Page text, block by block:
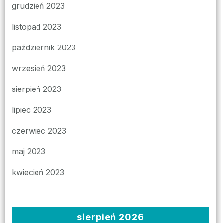
grudzień 2023
listopad 2023
październik 2023
wrzesień 2023
sierpień 2023
lipiec 2023
czerwiec 2023
maj 2023
kwiecień 2023
sierpień 2026